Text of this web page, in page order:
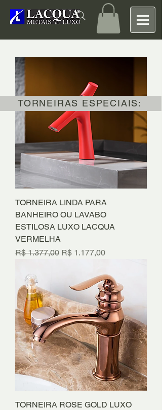
TORNEIRA LINDA PARA
BANHEIRO OU LAVABO
ESTILOSA LUXO LACQUA
VERMELHA
Preço normal
R$ 1.377,00 Preço promocional
R$ 1.177,00
TORNEIRA ROSE GOLD LUXO
TORNEIRAS ESPECIAIS: